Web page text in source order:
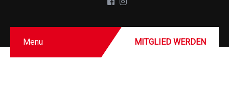
Menu MITGLIED WERDEN